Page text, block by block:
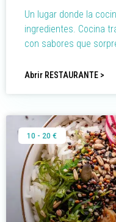
Un lugar donde la
ingredientes. Cocina
con sabores que
Abrir RESTAURANTE >
10 - 20 €